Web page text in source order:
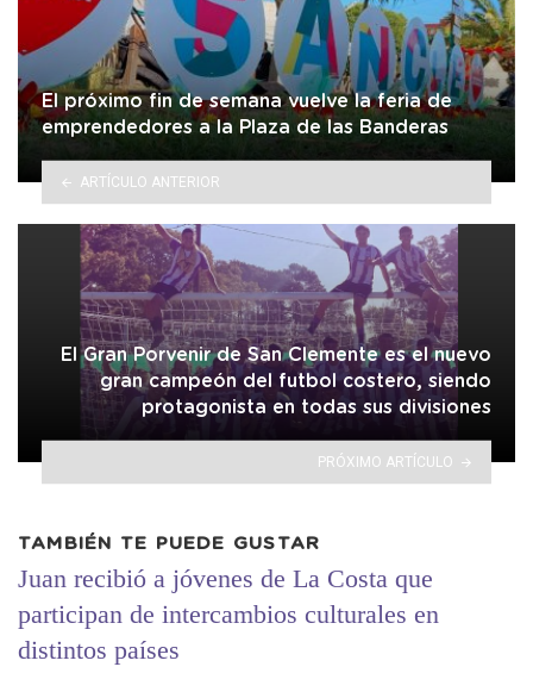
El próximo fin de semana vuelve la feria de
emprendedores a la Plaza de las Banderas
ARTÍCULO ANTERIOR
El Gran Porvenir de San Clemente es el nuevo
gran campeón del futbol costero, siendo
protagonista en todas sus divisiones
PRÓXIMO ARTÍCULO
TAMBIÉN TE PUEDE GUSTAR
Juan recibió a jóvenes de La Costa que
participan de intercambios culturales en
distintos países